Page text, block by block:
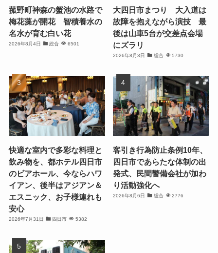
菰野町神森の蟹池の水路で
梅花藻が開花 智積養水の
名水が育む白い花
2026年8月4日 総合 6501
大四日市まつり 大入道は
故障を抱えながら演技 最
後は山車5台が交差点会場
にズラリ
2026年8月3日 総合 5730
快適な室内で多彩な料理と
飲み物を、都ホテル四日市
のビアホール、今ならハワ
イアン、後半はアジアン＆
エスニック、お子様連れも
安心
2026年7月31日 四日市 5382
客引き行為防止条例10年、
四日市であらたな体制の出
発式、民間警備会社が加わ
り活動強化へ
2026年8月6日 総合 2776